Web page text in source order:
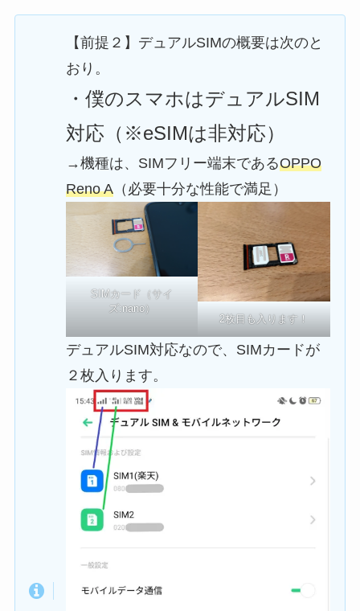
【前提２】デュアルSIMの概要は次のと
おり。
・僕のスマホはデュアルSIM
対応（※eSIMは非対応）
→機種は、SIMフリー端末であるOPPO
Reno A（必要十分な性能で満足）
SIMカード（サイ
ズ:nano）
2枚目も入ります！
デュアルSIM対応なので、SIMカードが
２枚入ります。